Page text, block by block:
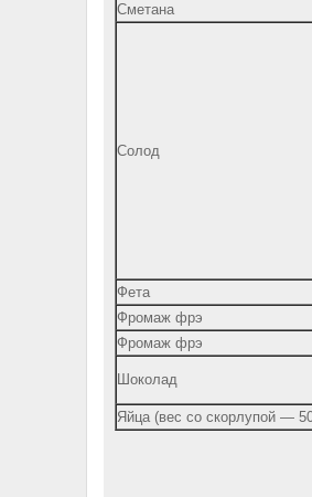
Сметана
Солод
Фета
Фромаж фрэ
Фромаж фрэ
Шоколад
Яйца (вес со скорлупой —